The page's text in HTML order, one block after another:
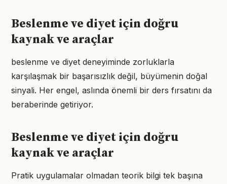
Beslenme ve diyet için doğru
kaynak ve araçlar
beslenme ve diyet deneyiminde zorluklarla
karşılaşmak bir başarısızlık değil, büyümenin doğal
sinyali. Her engel, aslında önemli bir ders fırsatını da
beraberinde getiriyor.
Beslenme ve diyet için doğru
kaynak ve araçlar
Pratik uygulamalar olmadan teorik bilgi tek başına